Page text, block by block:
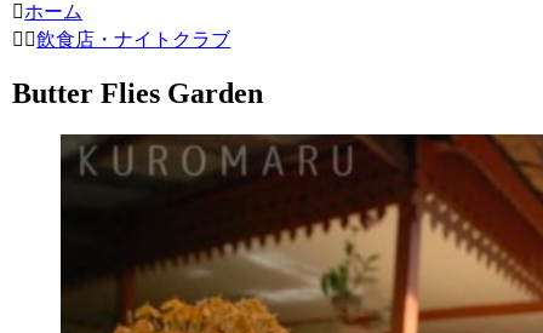
ホーム
飲食店・ナイトクラブ
Butter Flies Garden